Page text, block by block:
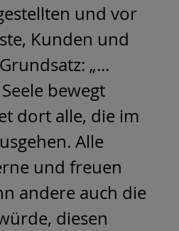
und vor
Kunden und
„...
bewegt
dort alle, die im
Alle
und freuen
andere auch die
diesen